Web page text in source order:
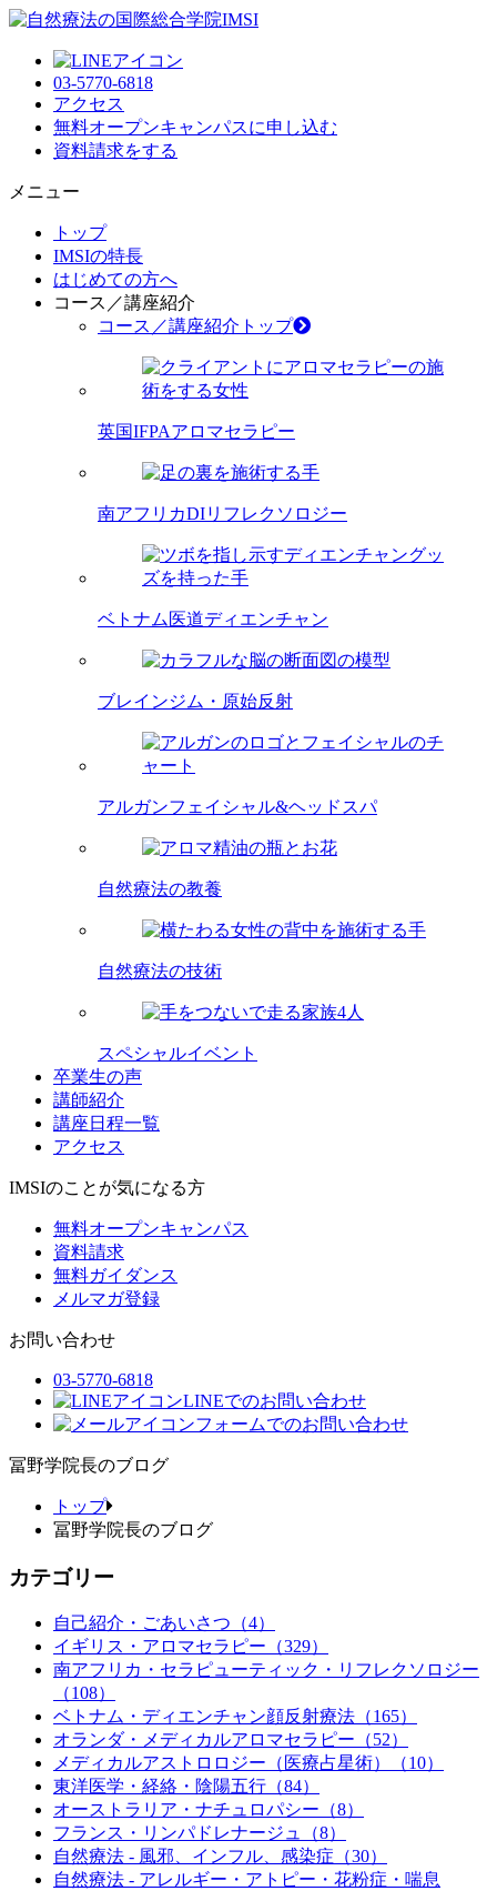
03-5770-6818
アクセス
無料オープンキャンパスに申し込む
資料請求をする
メニュー
トップ
IMSIの特長
はじめての方へ
コース／講座紹介
コース／講座紹介トップ
英国IFPAアロマセラピー
南アフリカDIリフレクソロジー
ベトナム医道ディエンチャン
ブレインジム・原始反射
アルガンフェイシャル&ヘッドスパ
自然療法の教養
自然療法の技術
スペシャルイベント
卒業生の声
講師紹介
講座日程一覧
アクセス
IMSIのことが気になる方
無料オープンキャンパス
資料請求
無料ガイダンス
メルマガ登録
お問い合わせ
03-5770-6818
LINEでのお問い合わせ
フォームでのお問い合わせ
冨野学院長のブログ
トップ
冨野学院長のブログ
カテゴリー
自己紹介・ごあいさつ（4）
イギリス・アロマセラピー（329）
南アフリカ・セラピューティック・リフレクソロジー
（108）
ベトナム・ディエンチャン顔反射療法（165）
オランダ・メディカルアロマセラピー（52）
メディカルアストロロジー（医療占星術）（10）
東洋医学・経絡・陰陽五行（84）
オーストラリア・ナチュロパシー（8）
フランス・リンパドレナージュ（8）
自然療法 - 風邪、インフル、感染症（30）
自然療法 - アレルギー・アトピー・花粉症・喘息